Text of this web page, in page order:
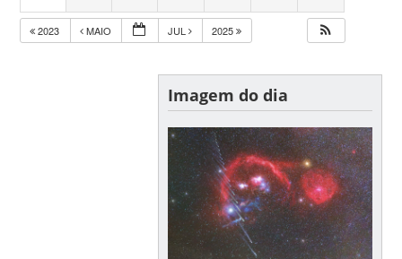
2023 MAIO JUL 2025
Imagem do dia